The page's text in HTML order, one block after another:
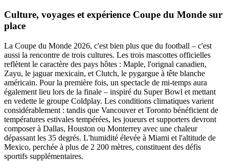
Culture, voyages et expérience Coupe du Monde sur
place
La Coupe du Monde 2026, c'est bien plus que du football – c'est
aussi la rencontre de trois cultures. Les trois mascottes officielles
reflètent le caractère des pays hôtes : Maple, l'orignal canadien,
Zayu, le jaguar mexicain, et Clutch, le pygargue à tête blanche
américain. Pour la première fois, un spectacle de mi-temps aura
également lieu lors de la finale – inspiré du Super Bowl et mettant
en vedette le groupe Coldplay. Les conditions climatiques varient
considérablement : tandis que Vancouver et Toronto bénéficient de
températures estivales tempérées, les joueurs et supporters devront
composer à Dallas, Houston ou Monterrey avec une chaleur
dépassant les 35 degrés. L'humidité élevée à Miami et l'altitude de
Mexico, perchée à plus de 2 200 mètres, constituent des défis
sportifs supplémentaires.